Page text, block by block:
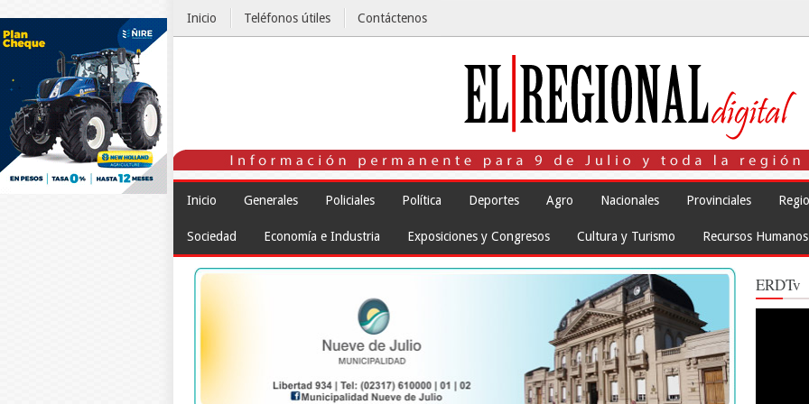
Inicio Teléfonos útiles Contáctenos
Inicio Generales Policiales Política Deportes Agro Nacionales Provinciales
Sociedad Economía e Industria Exposiciones y Congresos Cultura y Turismo Recursos Humanos
ERDTv